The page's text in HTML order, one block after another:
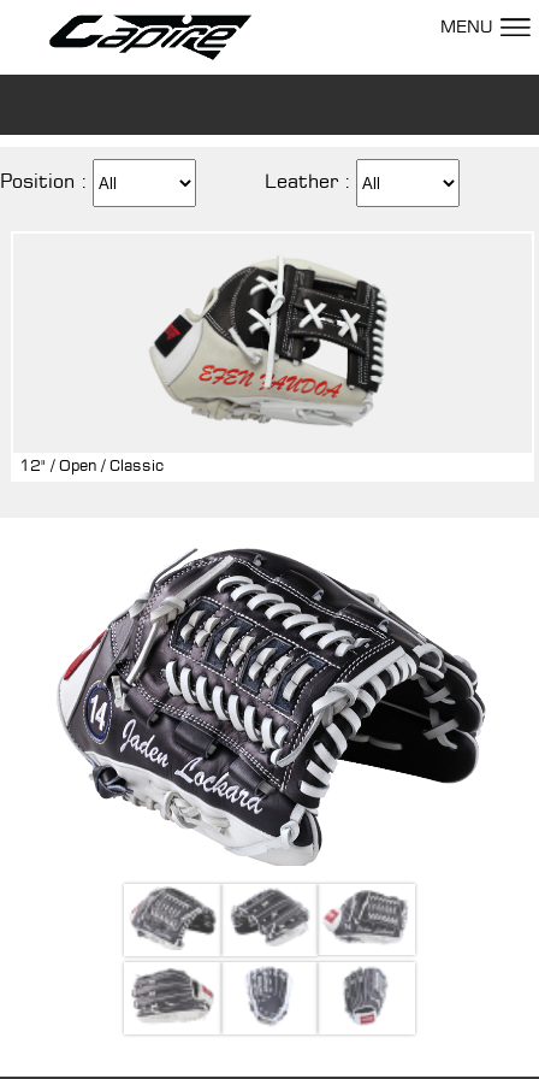
MENU
Position : Leather :
12" / Open / Classic